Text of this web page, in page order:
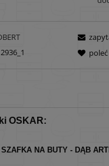
2936_1
OSKAR:
NA BUTY - DĄB